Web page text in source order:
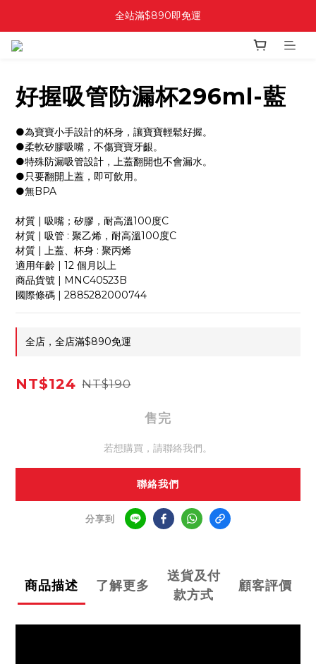
全站滿$890即免運
好握吸管防漏杯296ml-藍
●為寶寶小手設計的杯身，讓寶寶輕鬆好握。
●柔軟矽膠吸嘴，不傷寶寶牙齦。
●特殊防漏吸管設計，上蓋翻開也不會漏水。
●只要翻開上蓋，即可飲用。
●無BPA
材質 | 吸嘴；矽膠，耐高溫100度C
材質 | 吸管 : 聚乙烯，耐高溫100度C
材質 | 上蓋、杯身 : 聚丙烯
適用年齡 | 12 個月以上
商品貨號 | MNC40523B
國際條碼 | 2885282000744
全店，全店滿$890免運
NT$124 NT$190
售完
若想購買，請聯絡我們。
聯絡我們
分享到
商品描述 了解更多
送貨及付
款方式
顧客評價